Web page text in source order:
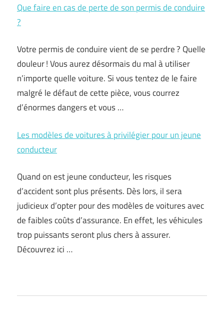
Que faire en cas de perte de son permis de conduire
?
Votre permis de conduire vient de se perdre ? Quelle
douleur ! Vous aurez désormais du mal à utiliser
n’importe quelle voiture. Si vous tentez de le faire
malgré le défaut de cette pièce, vous courrez
d’énormes dangers et vous …
Les modèles de voitures à privilégier pour un jeune
conducteur
Quand on est jeune conducteur, les risques
d’accident sont plus présents. Dès lors, il sera
judicieux d’opter pour des modèles de voitures avec
de faibles coûts d’assurance. En effet, les véhicules
trop puissants seront plus chers à assurer.
Découvrez ici …